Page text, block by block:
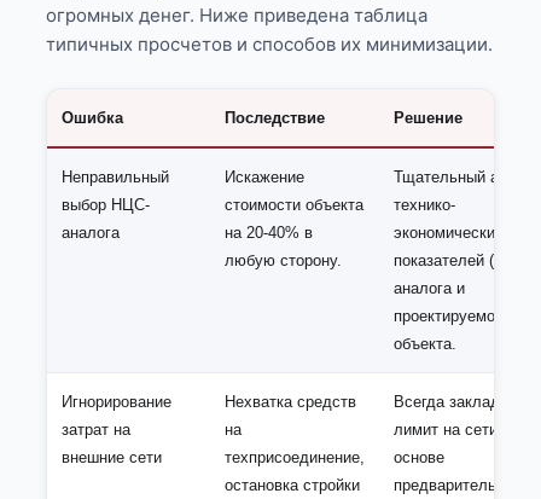
огромных денег. Ниже приведена таблица
типичных просчетов и способов их минимизации.
Ошибка Последствие Решение
Неправильный
выбор НЦС-
аналога
Искажение
стоимости объекта
на 20-40% в
любую сторону.
Тщательный анализ
технико-
экономических
показателей (ТЭП)
аналога и
проектируемого
объекта.
Игнорирование
затрат на
внешние сети
Нехватка средств
на
техприсоединение,
остановка стройки
Всегда
лимит на сети на
основе
предварительных